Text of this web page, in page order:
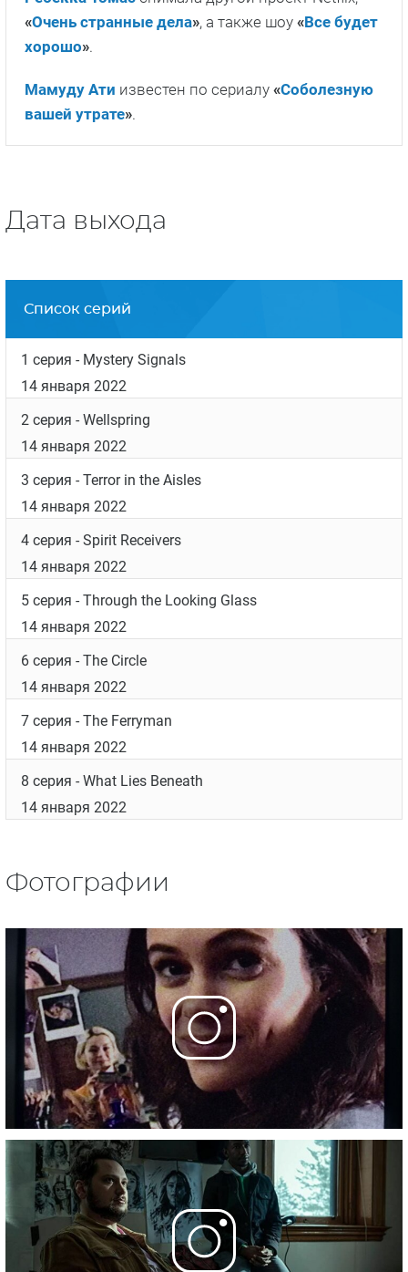
«Очень странные дела», а также шоу «Все будет
хорошо».
Мамуду Ати известен по сериалу «Соболезную
вашей утрате».
Дата выхода
Список серий
1 серия - Mystery Signals
14 января 2022
2 серия - Wellspring
14 января 2022
3 серия - Terror in the Aisles
14 января 2022
4 серия - Spirit Receivers
14 января 2022
5 серия - Through the Looking Glass
14 января 2022
6 серия - The Circle
14 января 2022
7 серия - The Ferryman
14 января 2022
8 серия - What Lies Beneath
14 января 2022
Фотографии